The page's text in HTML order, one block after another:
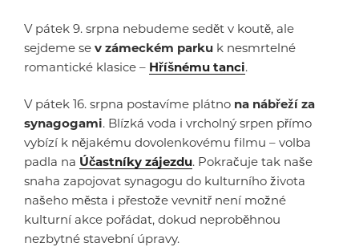
V pátek 9. srpna nebudeme sedět v koutě, ale
sejdeme se v zámeckém parku k nesmrtelné
romantické klasice – Hříšnému tanci.
V pátek 16. srpna postavíme plátno na nábřeží za
synagogami. Blízká voda i vrcholný srpen přímo
vybízí k nějakému dovolenkovému filmu – volba
padla na Účastníky zájezdu. Pokračuje tak naše
snaha zapojovat synagogu do kulturního života
našeho města i přestože vevnitř není možné
kulturní akce pořádat, dokud neproběhnou
nezbytné stavební úpravy.